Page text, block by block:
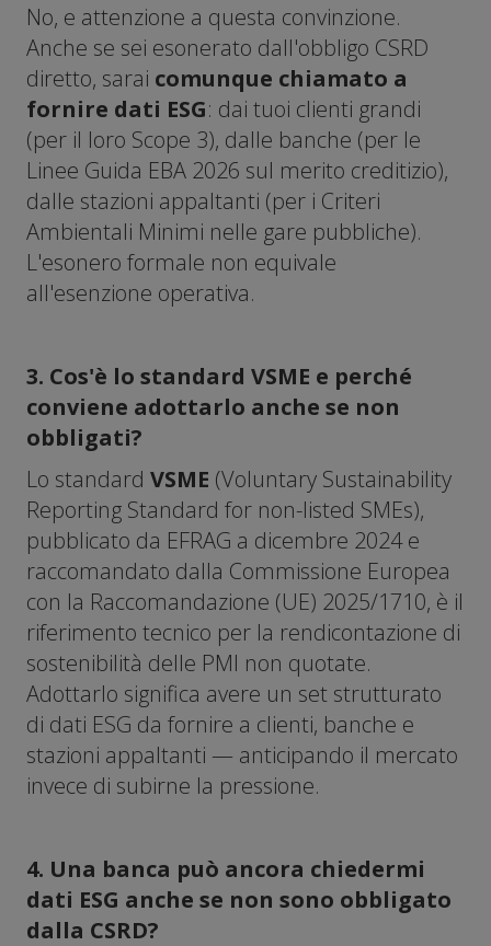
No, e attenzione a questa convinzione.
Anche se sei esonerato dall'obbligo CSRD
diretto, sarai comunque chiamato a
fornire dati ESG: dai tuoi clienti grandi
(per il loro Scope 3), dalle banche (per le
Linee Guida EBA 2026 sul merito creditizio),
dalle stazioni appaltanti (per i Criteri
Ambientali Minimi nelle gare pubbliche).
L'esonero formale non equivale
all'esenzione operativa.
3. Cos'è lo standard VSME e perché
conviene adottarlo anche se non
obbligati?
Lo standardVSME (Voluntary Sustainability
Reporting Standard for non-listed SMEs),
pubblicato da EFRAG a dicembre 2024 e
raccomandato dalla Commissione Europea
con la Raccomandazione (UE) 2025/1710, è il
riferimento tecnico per la rendicontazione di
sostenibilità delle PMI non quotate.
Adottarlo significa avere un set strutturato
di dati ESG da fornire a clienti, banche e
stazioni appaltanti — anticipando il mercato
invece di subirne la pressione.
4. Una banca può ancora chiedermi
dati ESG anche se non sono obbligato
dalla CSRD?